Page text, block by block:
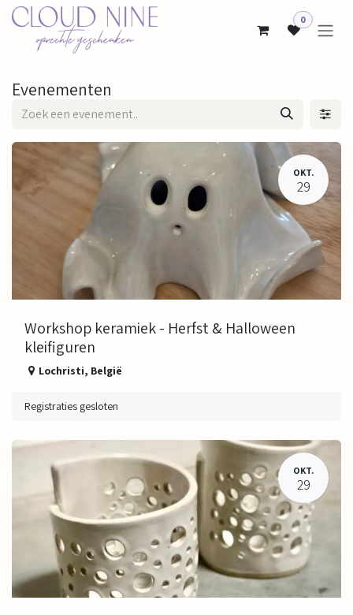
Overslaan naar inhoud
0
Evenementen
OKT.
29
Workshop keramiek - Herfst & Halloween
kleifiguren
Lochristi, België
Registraties gesloten
OKT.
29